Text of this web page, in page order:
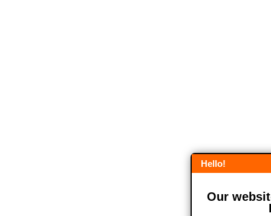
Hello!
Our